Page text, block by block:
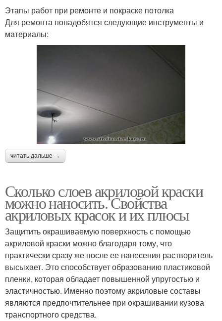
Этапы работ при ремонте и покраске потолка
Для ремонта понадобятся следующие инструменты и
материалы:
читать дальше →
Сколько слоев акриловой краски
можно наносить. Свойства
акриловых красок и их плюсы
Защитить окрашиваемую поверхность с помощью
акриловой краски можно благодаря тому, что
практически сразу же после ее нанесения растворитель
высыхает. Это способствует образованию пластиковой
пленки, которая обладает повышенной упругостью и
эластичностью. Именно поэтому акриловые составы
являются предпочтительнее при окрашивании кузова
транспортного средства.